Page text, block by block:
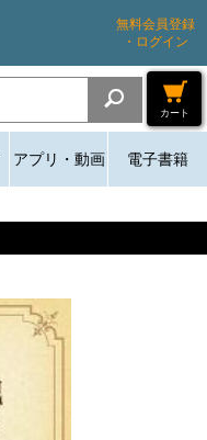
無料会員登録
・ログイン
カート
アプリ・動画 電子書籍